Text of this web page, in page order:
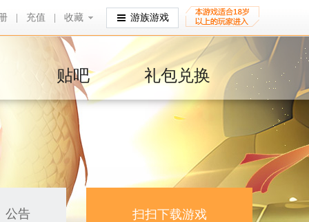
充值 收藏
收藏 游族游戏
贴吧 礼包兑换
公告 扫扫下载游戏